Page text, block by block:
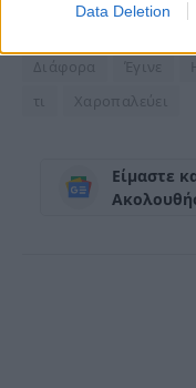
Data Deletion
Διάφορα
Έγινε
τι
Χαροπαλεύει
Είμαστε